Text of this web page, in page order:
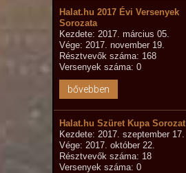
Halat.hu 2017 Évi Versenyek
Sorozata
Kezdete: 2017. március 05.
Vége: 2017. november 19.
Résztvevők száma: 168
Versenyek száma: 0
bővebben
Halat.hu Szüret Kupa Sorozat
Kezdete: 2017. szeptember 17.
Vége: 2017. október 22.
Résztvevők száma: 18
Versenyek száma: 0